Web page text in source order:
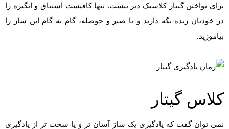
برای نواختن گیتار کلاسیک دیر نیست. تنها کافیست اشتیاق و انگیزه را
در خودتان زنده نگه دارید و با صبر و حوصله، گام به گام این ساز را
بیاموزید.
کلاس گیتار
نمی توان گفت که یادگیری یک ساز آسان تر و یا سخت تر از یادگیری